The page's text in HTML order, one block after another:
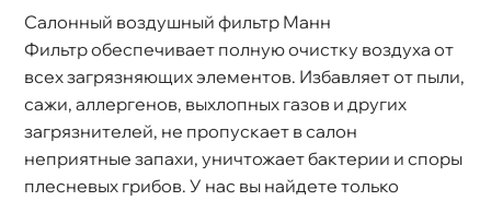
Салонный воздушный фильтр Манн
Фильтр обеспечивает полную очистку воздуха от
сех загрязняющих элементов. Избавляет от пыли,
сажи, аллергенов, выхлопных газов и других
загрязнителей, не пропускает в салон
неприятные запахи, уничтожает бактерии и споры
плесневых грибов. У нас вы найдете только